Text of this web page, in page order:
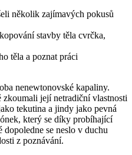
několik zajímavých pokusů
stavby těla cvrčka,
těla a poznat práci
nenewtonovské kapaliny.
její netradiční vlastnosti
tekutina a jindy jako pevná
který se díky probíhající
se neslo v duchu
z poznávání.